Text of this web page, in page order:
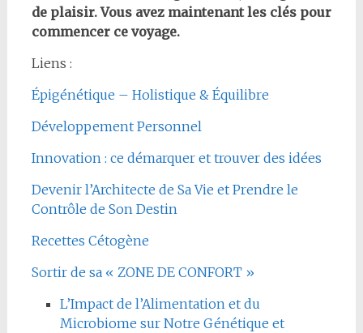
de plaisir. Vous avez maintenant les clés pour
commencer ce voyage.
Liens :
Épigénétique – Holistique & Équilibre
Développement Personnel
Innovation : ce démarquer et trouver des idées
Devenir l’Architecte de Sa Vie et Prendre le
Contrôle de Son Destin
Recettes Cétogène
Sortir de sa « ZONE DE CONFORT »
L’Impact de l’Alimentation et du
Microbiome sur Notre Génétique et